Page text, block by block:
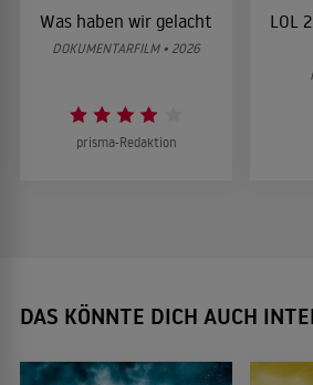
Was haben wir gelacht
DOKUMENTARFILM • 2026
prisma-Redaktion
LOL
DAS KÖNNTE DICH AUCH